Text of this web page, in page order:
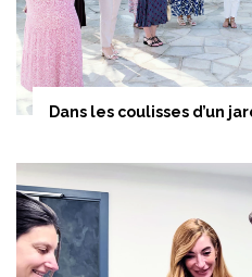
Dans les coulisses d’un